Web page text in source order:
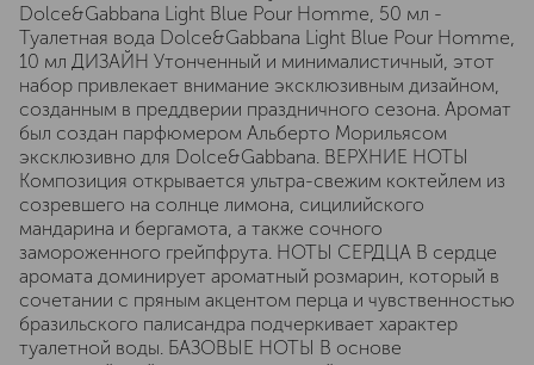
Dolce&Gabbana Light Blue Pour Homme, 50 мл -
Туалетная вода Dolce&Gabbana Light Blue Pour Homme,
10 мл ДИЗАЙН Утонченный и минималистичный, этот
набор привлекает внимание эксклюзивным дизайном,
созданным в преддверии праздничного сезона. Аромат
был создан парфюмером Альберто Морильясом
эксклюзивно для Dolce&Gabbana. ВЕРХНИЕ НОТЫ
Композиция открывается ультра-свежим коктейлем из
созревшего на солнце лимона, сицилийского
мандарина и бергамота, а также сочного
замороженного грейпфрута. НОТЫ СЕРДЦА В сердце
аромата доминирует ароматный розмарин, который в
сочетании с пряным акцентом перца и чувственностью
бразильского палисандра подчеркивает характер
туалетной воды. БАЗОВЫЕ НОТЫ В основе